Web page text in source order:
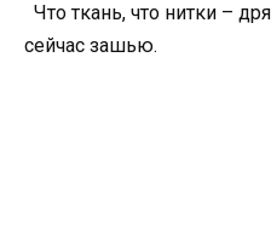
Что ткань, что нитки –
сейчас зашью.